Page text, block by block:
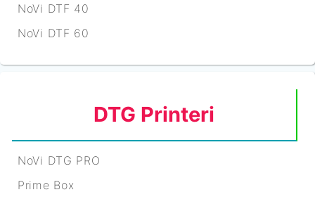
NoVi DTF 40
NoVi DTF 60
DTG Printeri
NoVi DTG PRO
Prime Box